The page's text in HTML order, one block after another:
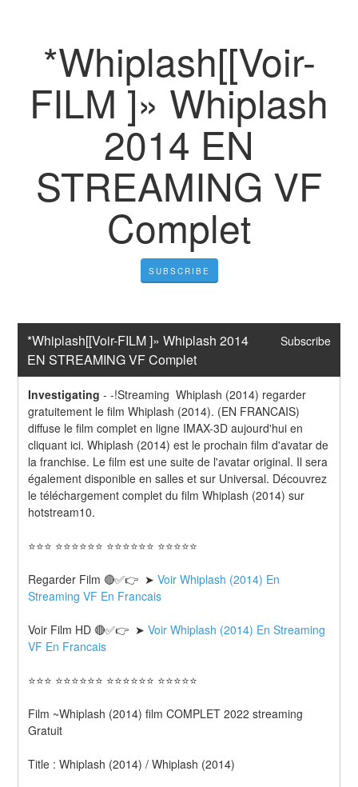
*Whiplash[[Voir-
FILM ]» Whiplash
2014 EN
STREAMING VF
Complet
SUBSCRIBE
*Whiplash[[Voir-FILM ]» Whiplash 2014
EN STREAMING VF Complet
Subscribe
Investigating --!Streaming  Whiplash (2014) regarder
gratuitement le film Whiplash (2014). (EN FRANCAIS)
diffuse le film complet en ligne IMAX-3D aujourd'hui en
cliquant ici. Whiplash (2014) est le prochain film d'avatar de
la franchise. Le film est une suite de l'avatar original. Il sera
également disponible en salles et sur Universal. Découvrez
le téléchargement complet du film Whiplash (2014) sur
hotstream10.
⭐⭐⭐ ⭐⭐⭐⭐⭐⭐ ⭐⭐⭐⭐⭐⭐ ⭐⭐⭐⭐⭐
Regarder Film 🔴✅👉  ➤ Voir Whiplash (2014) En
Streaming VF En Francais
Voir Film HD 🔴✅👉  ➤ Voir Whiplash (2014) En Streaming
VF En Francais
⭐⭐⭐ ⭐⭐⭐⭐⭐⭐ ⭐⭐⭐⭐⭐⭐ ⭐⭐⭐⭐⭐
Film ~Whiplash (2014) film COMPLET 2022 streaming
Gratuit
Title : Whiplash (2014) / Whiplash (2014)